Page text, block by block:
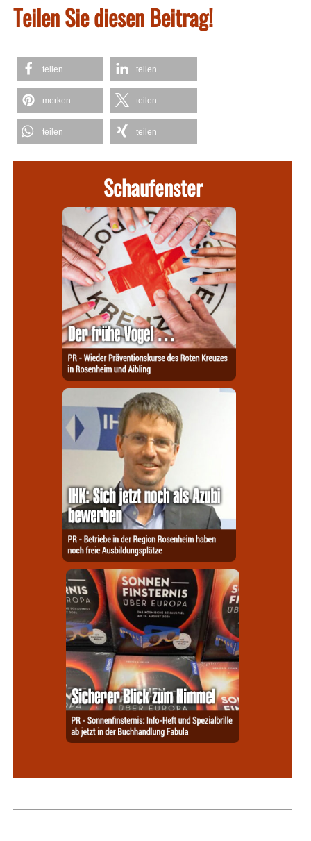
Teilen Sie diesen Beitrag!
teilen teilen
merken teilen
teilen teilen
Schaufenster